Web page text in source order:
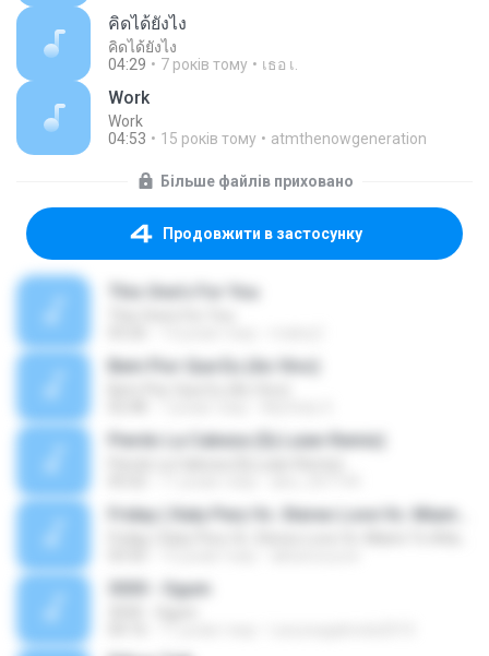
คิดได้ยังไง
คิดได้ยังไง
04:29
7 років тому เธอ เ.
Work
Work
04:53
15 років тому atmthenowgeneration
Більше файлів приховано
Продовжити в застосунку
This One's For You
Bem Pior Que Eu (Ao Vivo)
Pierdo La Cabeza (Dj Luian Remix)
3030 - Ogum